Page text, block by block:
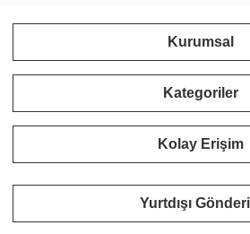
Kurumsal
Kategoriler
Kolay Erişim
Yurtdışı